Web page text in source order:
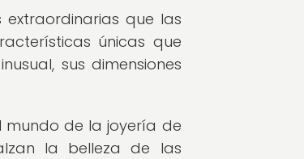
que las
únicas que
sus dimensiones
mundo de la joyería de
la belleza de las